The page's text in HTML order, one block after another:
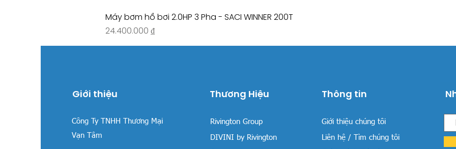
Máy bơm hồ bơi 2.0HP 3 Pha - SACI WINNER 200T
Giá
24.400.000 ₫
Giới thiệu
Công Ty TNHH Thương Mại
Vạn Tâm
Thương Hiệu
Rivington Group
DIVINI by Rivington
Thông tin
Giới thiệu chúng tôi
Liên hệ / Tìm chúng tôi